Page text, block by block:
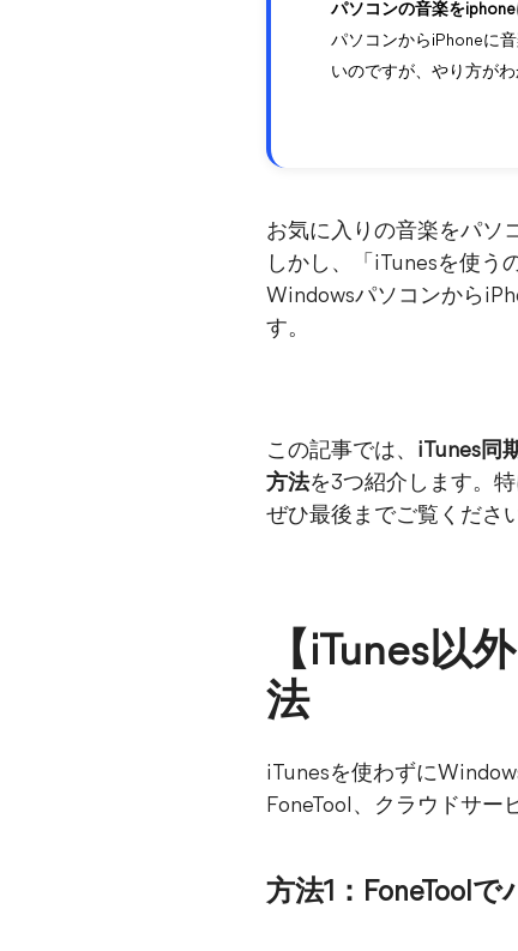
パソコンの音楽を
パソコンからiPhoneに
いのですが、やり方が
お気に入りの音楽をパソ
しかし、「iTunesを使う
Windowsパソコンから
す。
この記事では、 iTunes同
方法を3つ紹介します。
ぜひ最後までご覧くださ
【iTunes以
法
iTunesを使わずに
FoneTool、クラウドサー
方法1：FoneTool